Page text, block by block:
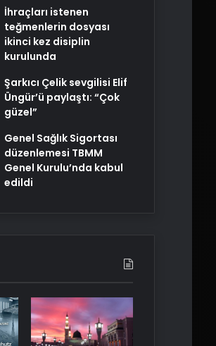
İhraçları istenen
teğmenlerin dosyası
ikinci kez disiplin
kurulunda
Şarkıcı Çelik sevgilisi Elif
Üngür’ü paylaştı: “Çok
güzel”
Genel Sağlık Sigortası
düzenlemesi TBMM
Genel Kurulu’nda kabul
edildi